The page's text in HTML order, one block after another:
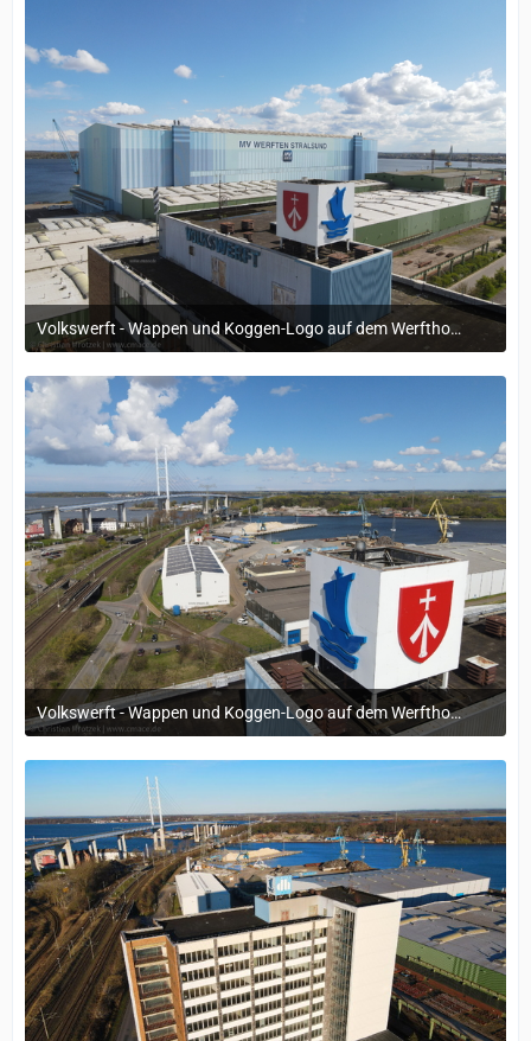
Volkswerft - Wappen und Koggen-Logo auf dem Werfthochhaus
19. April 2024 um 09:59
Volkswerft - Wappen und Koggen-Logo auf dem Werfthochhaus
19. April 2024 um 09:59